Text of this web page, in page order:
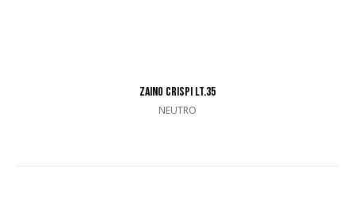
ZAINO CRISPI LT.35
NEUTRO